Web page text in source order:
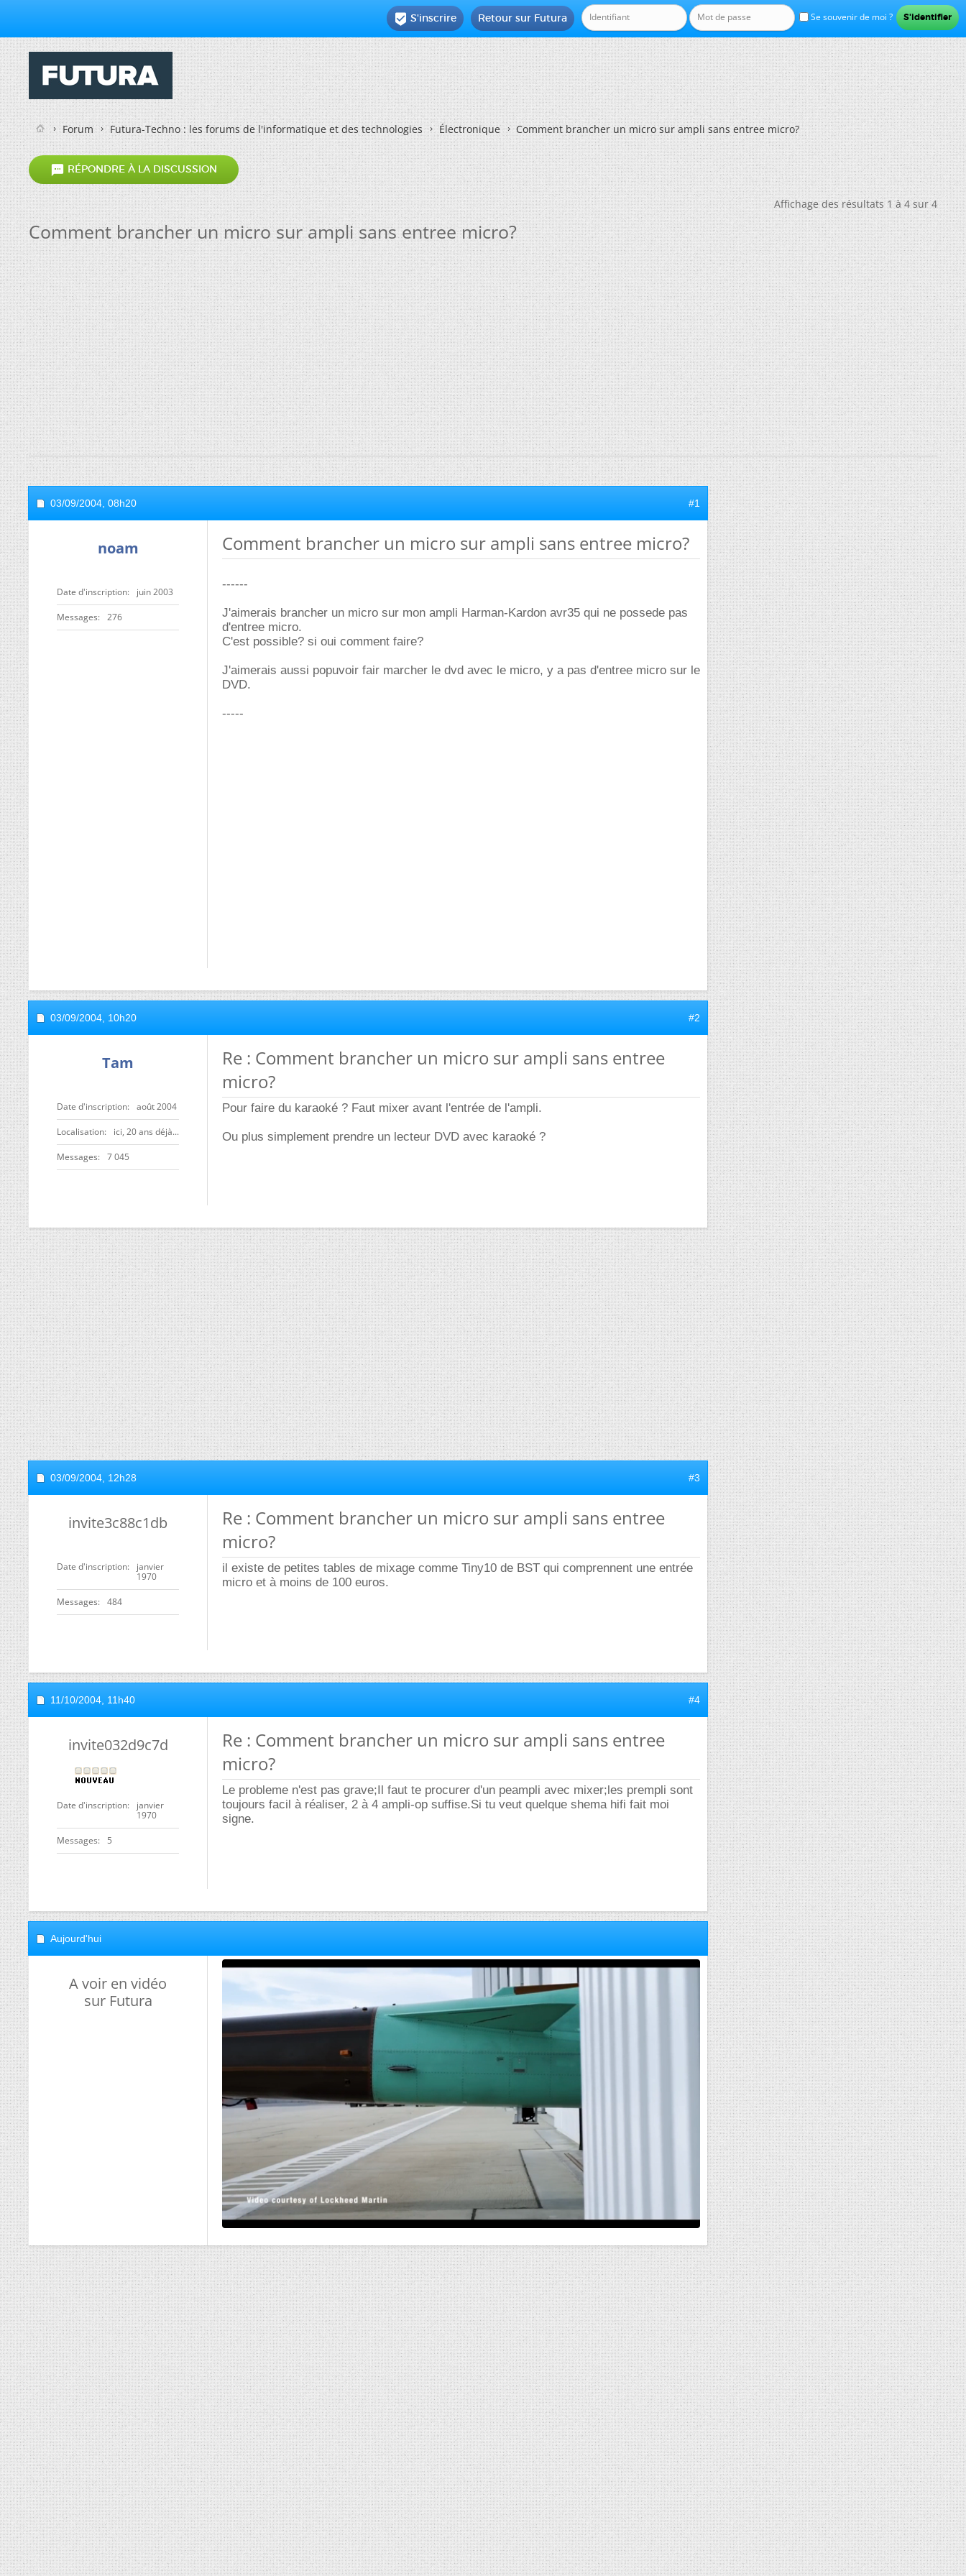
Se souvenir de moi ?
Retour sur Futura
 S'inscrire
Forum Futura-Techno : les forums de l'informatique et des technologies Électronique Comment brancher un micro sur ampli sans entree micro?
 RÉPONDRE À LA DISCUSSION
Affichage des résultats 1 à 4 sur 4
Comment brancher un micro sur ampli sans entree micro?
03/09/2004, 08h20 #1
noam
Date d'inscription juin 2003
Messages 276
Comment brancher un micro sur ampli sans entree micro?
------
J'aimerais brancher un micro sur mon ampli Harman-Kardon avr35 qui ne possede pas
d'entree micro.
C'est possible? si oui comment faire?
J'aimerais aussi popuvoir fair marcher le dvd avec le micro, y a pas d'entree micro sur le
DVD.
-----
03/09/2004, 10h20 #2
Tam
Date d'inscription août 2004
Localisation ici, 20 ans déjà...
Messages 7 045
Re : Comment brancher un micro sur ampli sans entree
micro?
Pour faire du karaoké ? Faut mixer avant l'entrée de l'ampli.
Ou plus simplement prendre un lecteur DVD avec karaoké ?
03/09/2004, 12h28 #3
invite3c88c1db
Date d'inscription
janvier
1970
Messages 484
Re : Comment brancher un micro sur ampli sans entree
micro?
il existe de petites tables de mixage comme Tiny10 de BST qui comprennent une entrée
micro et à moins de 100 euros.
11/10/2004, 11h40 #4
invite032d9c7d
Date d'inscription
janvier
1970
Messages 5
Re : Comment brancher un micro sur ampli sans entree
micro?
Le probleme n'est pas grave;Il faut te procurer d'un peampli avec mixer;les prempli sont
toujours facil à réaliser, 2 à 4 ampli-op suffise.Si tu veut quelque shema hifi fait moi
signe.
Aujourd'hui
A voir en vidéo
sur Futura